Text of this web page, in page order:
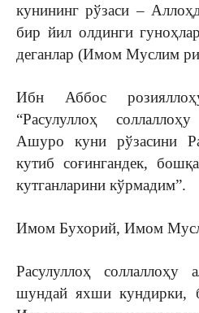
кунининг рўзаси –
бир йил олдинги
деганлар (Имом Муслим
Ибн Аббос
“Расулуллоҳ
Ашуро куни рўзасини
кутиб соғингандек,
кутганларини кўрмадим”.
Имом Бухорий, Имом
Расулуллоҳ соллаллоҳу
шундай яхши кундирки,